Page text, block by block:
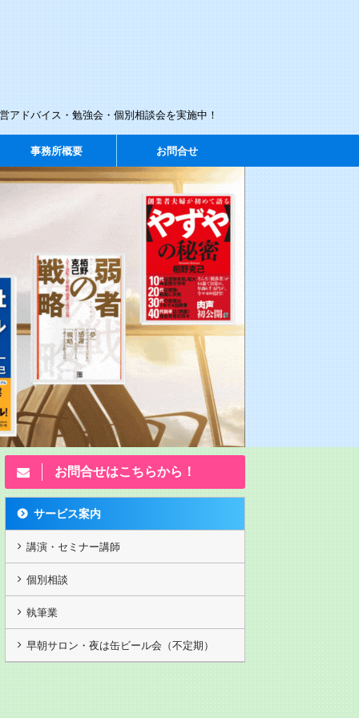
ドバイス・勉強会・個別相談会を実施中！
事務所概要 お問合せ
ナ
カヤノ講演動画202503月
写真が20年前ですがw カヤノ
の動画
独立起業塾2 九州ベンチャー
大学
第13回 ランチェスター竹田の
｢弱者必勝の顧客戦略/感謝は態
度で示せの法則 5,250円(税抜)
DVDのみ 重要な顧客戦略。一
お問合せはこちらから！
サービス案内
講演・セミナー講師
個別相談
執筆業
早朝サロン・夜は缶ビール会（不定期）